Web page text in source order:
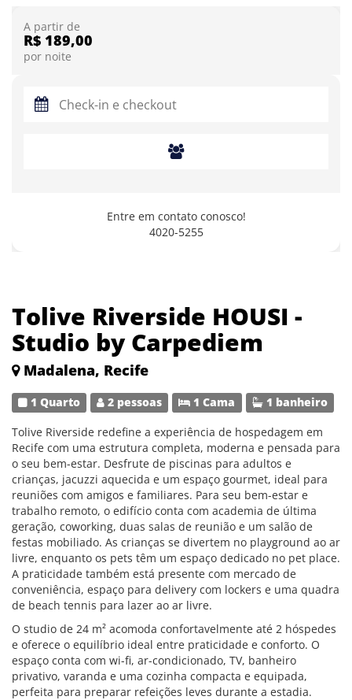
Tolive Riverside HOUSI -
Studio by Carpediem
Madalena, Recife
1 Quarto 2 pessoas 1 Cama 1 banheiro
Tolive Riverside redefine a experiência de hospedagem em
Recife com uma estrutura completa, moderna e pensada para
o seu bem-estar. Desfrute de piscinas para adultos e
crianças, jacuzzi aquecida e um espaço gourmet, ideal para
reuniões com amigos e familiares. Para seu bem-estar e
trabalho remoto, o edifício conta com academia de última
geração, coworking, duas salas de reunião e um salão de
festas mobiliado. As crianças se divertem no playground ao ar
livre, enquanto os pets têm um espaço dedicado no pet place.
A praticidade também está presente com mercado de
conveniência, espaço para delivery com lockers e uma quadra
de beach tennis para lazer ao ar livre.
O studio de 24 m² acomoda confortavelmente até 2 hóspedes
e oferece o equilíbrio ideal entre praticidade e conforto. O
espaço conta com wi-fi, ar-condicionado, TV, banheiro
privativo, varanda e uma cozinha compacta e equipada,
perfeita para preparar refeições leves durante a estadia.
A partir de
R$ 189,00
por noite
Entre em contato conosco!
4020-5255